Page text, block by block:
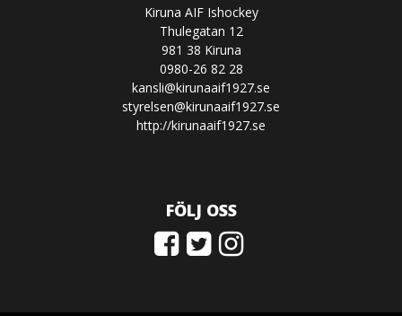
Kiruna AIF Ishockey
Thulegatan 12
981 38 Kiruna
0980-26 82 28
kansli@kirunaaif1927.se
styrelsen@kirunaaif1927.se
http://kirunaaif1927.se
FÖLJ OSS